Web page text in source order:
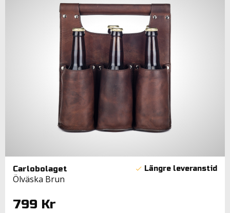
Carlobolaget
Ölväska Brun
799 Kr